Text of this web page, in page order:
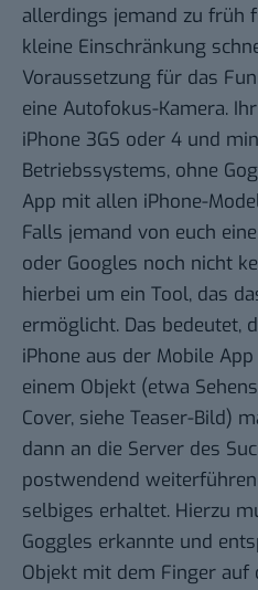
allerdings jemand zu früh
kleine Einschränkung
Voraussetzung für das
eine Autofokus-Kamera.
iPhone 3GS oder 4 und
Betriebssystems, ohne
App mit allen iPhone-
Falls jemand von euch
oder Googles noch nicht
hierbei um ein Tool, das
ermöglicht. Das bedeutet,
iPhone aus der Mobile
einem Objekt (etwa
Cover, siehe Teaser-Bild)
dann an die Server des
postwendend
selbiges erhaltet. Hierzu
Goggles erkannte und
Objekt mit dem Finger auf